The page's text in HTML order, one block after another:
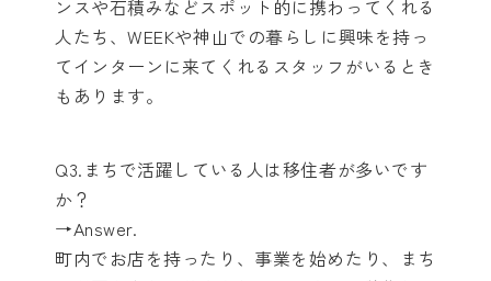
ンスや石積みなどスポット的に携わってくれる
人たち、WEEKや神山での暮らしに興味を持っ
てインターンに来てくれるスタッフがいるとき
もあります。
Q3.まちで活躍している人は移住者が多いです
か？
→Answer.
町内でお店を持ったり、事業を始めたり、まち